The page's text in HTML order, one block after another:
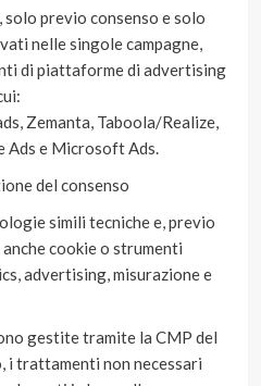
previo consenso e solo
nelle singole campagne,
di piattaforme di advertising
Zemanta, Taboola/Realize,
Ads e Microsoft Ads.
del consenso
simili tecniche e, previo
cookie o strumenti
advertising, misurazione e
gestite tramite la CMP del
i trattamenti non necessari